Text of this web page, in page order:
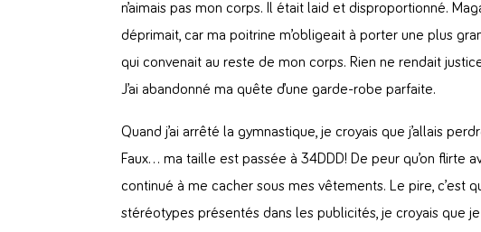
n’aimais pas mon corps. Il était laid et disproportionné.
déprimait, car ma poitrine m’obligeait à porter une plus
qui convenait au reste de mon corps. Rien ne rendait
J’ai abandonné ma quête d’une garde-robe parfaite.
Quand j’ai arrêté la gymnastique, je croyais que j’allais
Faux… ma taille est passée à 34DDD! De peur qu’on flirte
continué à me cacher sous mes vêtements. Le pire, c’est
stéréotypes présentés dans les publicités, je croyais que